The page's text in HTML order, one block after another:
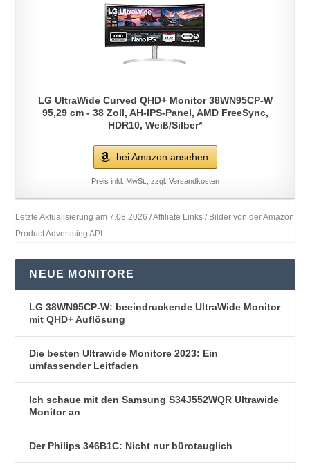
LG UltraWide Curved QHD+ Monitor 38WN95CP-W
95,29 cm - 38 Zoll, AH-IPS-Panel, AMD FreeSync,
HDR10, Weiß/Silber*
bei Amazon ansehen
Preis inkl. MwSt., zzgl. Versandkosten
Letzte Aktualisierung am 7.08.2026 / Affiliate Links / Bilder von der Amazon
Product Advertising API
NEUE MONITORE
LG 38WN95CP-W: beeindruckende UltraWide Monitor
mit QHD+ Auflösung
Die besten Ultrawide Monitore 2023: Ein
umfassender Leitfaden
Ich schaue mit den Samsung S34J552WQR Ultrawide
Monitor an
Der Philips 346B1C: Nicht nur bürotauglich